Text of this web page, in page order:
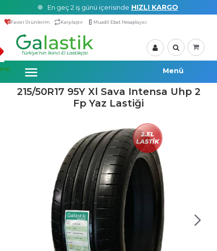
En geç 2 iş günü içerisinde HIZLI KARGO
Favori Ürünlerim Karşılaştır Muadil Ebat Hesaplayıcı
215/50R17 95Y Xl Sava Intensa Uhp 2
Fp Yaz Lastiği